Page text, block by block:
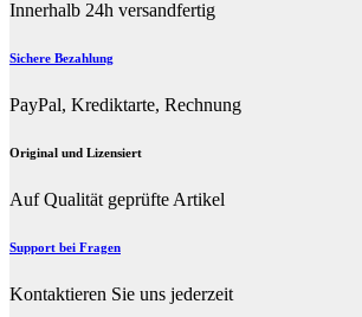
Innerhalb 24h versandfertig
Sichere Bezahlung
PayPal, Krediktarte, Rechnung
Original und Lizensiert
Auf Qualität geprüfte Artikel
Support bei Fragen
Kontaktieren Sie uns jederzeit